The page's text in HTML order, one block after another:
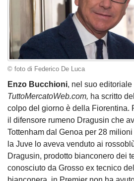
© foto di Federico De Luca
Enzo Bucchioni, nel suo editoriale
TuttoMercatoWeb.com, ha scritto
colpo del giorno è della Fiorentina.
il difensore rumeno Dragusin che
Tottenham dal Genoa per 28
la Juve lo aveva venduto ai
Dragusin, prodotto bianconero dei
conosciuto da Grosso ex tecnico